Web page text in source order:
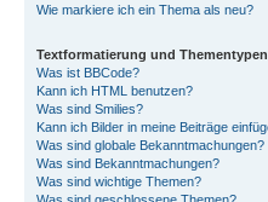
Wie markiere ich ein Thema als neu?
Textformatierung und Thementypen
Was ist BBCode?
Kann ich HTML benutzen?
Was sind Smilies?
Kann ich Bilder in meine Beiträge
Was sind globale Bekanntmachungen?
Was sind Bekanntmachungen?
Was sind wichtige Themen?
Was sind geschlossene Themen?